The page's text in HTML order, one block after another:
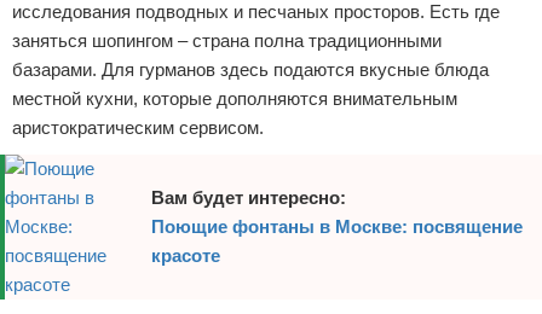
исследования подводных и песчаных просторов. Есть где
заняться шопингом – страна полна традиционными
базарами. Для гурманов здесь подаются вкусные блюда
местной кухни, которые дополняются внимательным
аристократическим сервисом.
Вам будет интересно:
Поющие фонтаны в Москве: посвящение
красоте